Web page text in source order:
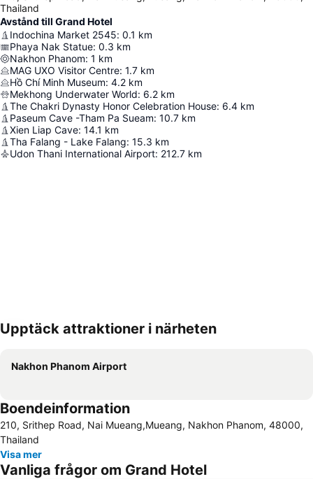
Thailand
Avstånd till Grand Hotel
Indochina Market 2545: 0.1 km
Phaya Nak Statue: 0.3 km
Nakhon Phanom: 1 km
MAG UXO Visitor Centre: 1.7 km
Hồ Chí Minh Museum: 4.2 km
Mekhong Underwater World: 6.2 km
The Chakri Dynasty Honor Celebration House: 6.4 km
Paseum Cave -Tham Pa Sueam: 10.7 km
Xien Liap Cave: 14.1 km
Tha Falang - Lake Falang: 15.3 km
Udon Thani International Airport: 212.7 km
Förstora kartan
Upptäck attraktioner i närheten
Nakhon Phanom Airport
Boendeinformation
210, Srithep Road, Nai Mueang,Mueang, Nakhon Phanom, 48000,
Thailand
Visa mer
Vanliga frågor om Grand Hotel